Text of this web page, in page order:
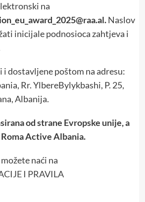
na
Naslov
inicijale podnosioca zahtjeva i
i dostavljene poštom na adresu:
Rr. YlbereBylykbashi, P. 25,
Albanija.
od strane Evropske unije, a
Active Albania.
naći na
I PRAVILA